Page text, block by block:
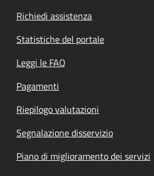
Richiedi assistenza
Statistiche del portale
Leggi le FAQ
Pagamenti
Riepilogo valutazioni
Segnalazione disservizio
Piano di miglioramento dei servizi